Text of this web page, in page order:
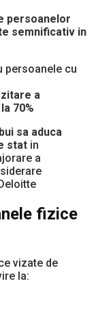
persoanelor
semnificativ in
persoanele cu
a
70%
sa aduca
stat in
a
fizice
vizate de
la: